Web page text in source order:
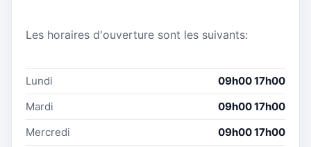
Les horaires d'ouverture sont les suivants:
Lundi
09h00 17h00
Mardi
09h00 17h00
Mercredi
09h00 17h00